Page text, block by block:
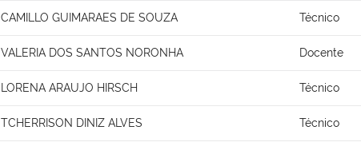
CAMILLO GUIMARAES DE SOUZA Técnico
VALERIA DOS SANTOS NORONHA Docente
LORENA ARAUJO HIRSCH Técnico
TCHERRISON DINIZ ALVES Técnico